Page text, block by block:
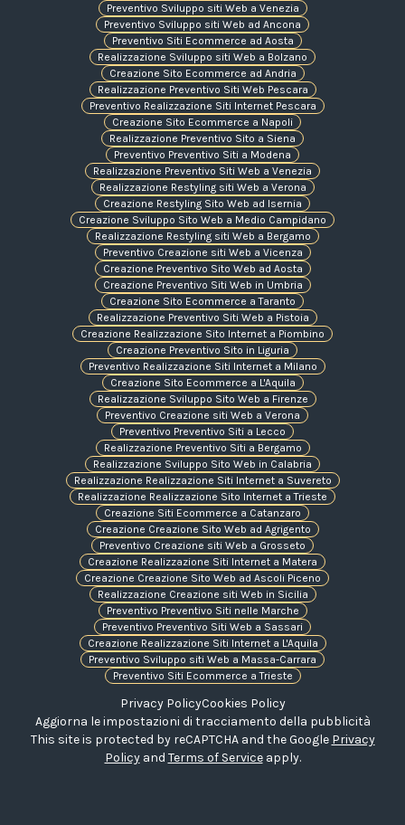
Preventivo Sviluppo siti Web a Venezia
Preventivo Sviluppo siti Web ad Ancona
Preventivo Siti Ecommerce ad Aosta
Realizzazione Sviluppo siti Web a Bolzano
Creazione Sito Ecommerce ad Andria
Realizzazione Preventivo Siti Web Pescara
Preventivo Realizzazione Siti Internet Pescara
Creazione Sito Ecommerce a Napoli
Realizzazione Preventivo Sito a Siena
Preventivo Preventivo Siti a Modena
Realizzazione Preventivo Siti Web a Venezia
Realizzazione Restyling siti Web a Verona
Creazione Restyling Sito Web ad Isernia
Creazione Sviluppo Sito Web a Medio Campidano
Realizzazione Restyling siti Web a Bergamo
Preventivo Creazione siti Web a Vicenza
Creazione Preventivo Sito Web ad Aosta
Creazione Preventivo Siti Web in Umbria
Creazione Sito Ecommerce a Taranto
Realizzazione Preventivo Siti Web a Pistoia
Creazione Realizzazione Sito Internet a Piombino
Creazione Preventivo Sito in Liguria
Preventivo Realizzazione Siti Internet a Milano
Creazione Sito Ecommerce a L'Aquila
Realizzazione Sviluppo Sito Web a Firenze
Preventivo Creazione siti Web a Verona
Preventivo Preventivo Siti a Lecco
Realizzazione Preventivo Siti a Bergamo
Realizzazione Sviluppo Sito Web in Calabria
Realizzazione Realizzazione Siti Internet a Suvereto
Realizzazione Realizzazione Sito Internet a Trieste
Creazione Siti Ecommerce a Catanzaro
Creazione Creazione Sito Web ad Agrigento
Preventivo Creazione siti Web a Grosseto
Creazione Realizzazione Siti Internet a Matera
Creazione Creazione Sito Web ad Ascoli Piceno
Realizzazione Creazione siti Web in Sicilia
Preventivo Preventivo Siti nelle Marche
Preventivo Preventivo Siti Web a Sassari
Creazione Realizzazione Siti Internet a L'Aquila
Preventivo Sviluppo siti Web a Massa-Carrara
Preventivo Siti Ecommerce a Trieste
Privacy PolicyCookies Policy
Aggiorna le impostazioni di tracciamento della pubblicità
This site is protected by reCAPTCHA and the Google Privacy
Policyand Terms of Serviceapply.